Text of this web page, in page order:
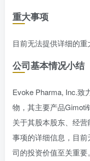
重大事项
目前无法提供详细的重
公司基本情况小结
Evoke Pharma, Inc.致
物，其主要产品Gimoti
关于其股本股东、经
事项的详细信息，目
司的投资价值至关重要。